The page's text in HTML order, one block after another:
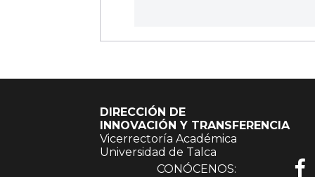
DIRECCIÓN DE
INNOVACIÓN Y TRANSFERENCIA
Vicerrectoría Académica
Universidad de Talca
CONÓCENOS: